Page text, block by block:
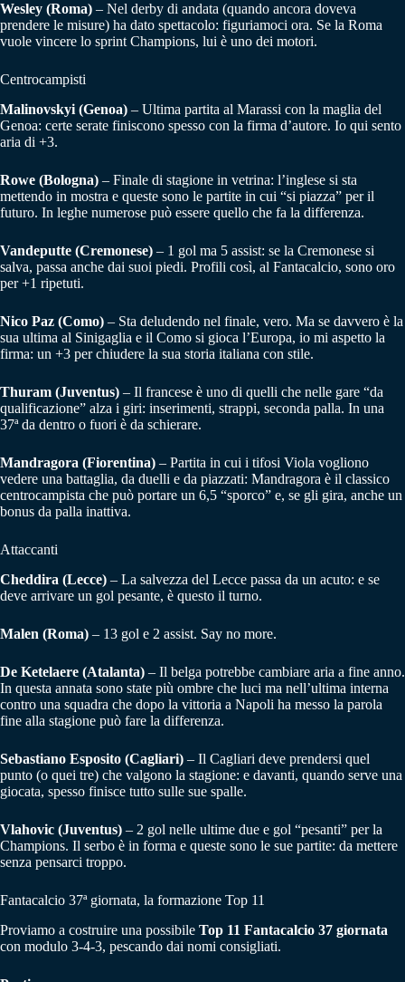
Wesley (Roma) – Nel derby di andata (quando ancora doveva
prendere le misure) ha dato spettacolo: figuriamoci ora. Se la Roma
vuole vincere lo sprint Champions, lui è uno dei motori.
Centrocampisti
Malinovskyi (Genoa) – Ultima partita al Marassi con la maglia del
Genoa: certe serate finiscono spesso con la firma d’autore. Io qui sento
aria di +3.
Rowe (Bologna) – Finale di stagione in vetrina: l’inglese si sta
mettendo in mostra e queste sono le partite in cui “si piazza” per il
futuro. In leghe numerose può essere quello che fa la differenza.
Vandeputte (Cremonese) – 1 gol ma 5 assist: se la Cremonese si
salva, passa anche dai suoi piedi. Profili così, al Fantacalcio, sono oro
per +1 ripetuti.
Nico Paz (Como) – Sta deludendo nel finale, vero. Ma se davvero è la
sua ultima al Sinigaglia e il Como si gioca l’Europa, io mi aspetto la
firma: un +3 per chiudere la sua storia italiana con stile.
Thuram (Juventus) – Il francese è uno di quelli che nelle gare “da
qualificazione” alza i giri: inserimenti, strappi, seconda palla. In una
37ª da dentro o fuori è da schierare.
Mandragora (Fiorentina) – Partita in cui i tifosi Viola vogliono
vedere una battaglia, da duelli e da piazzati: Mandragora è il classico
centrocampista che può portare un 6,5 “sporco” e, se gli gira, anche un
bonus da palla inattiva.
Attaccanti
Cheddira (Lecce) – La salvezza del Lecce passa da un acuto: e se
deve arrivare un gol pesante, è questo il turno.
Malen (Roma) – 13 gol e 2 assist. Say no more.
De Ketelaere (Atalanta) – Il belga potrebbe cambiare aria a fine anno.
In questa annata sono state più ombre che luci ma nell’ultima interna
contro una squadra che dopo la vittoria a Napoli ha messo la parola
fine alla stagione può fare la differenza.
Sebastiano Esposito (Cagliari) – Il Cagliari deve prendersi quel
punto (o quei tre) che valgono la stagione: e davanti, quando serve una
giocata, spesso finisce tutto sulle sue spalle.
Vlahovic (Juventus) – 2 gol nelle ultime due e gol “pesanti” per la
Champions. Il serbo è in forma e queste sono le sue partite: da mettere
senza pensarci troppo.
Fantacalcio 37ª giornata, la formazione Top 11
Proviamo a costruire una possibile Top 11 Fantacalcio 37 giornata
con modulo 3-4-3, pescando dai nomi consigliati.